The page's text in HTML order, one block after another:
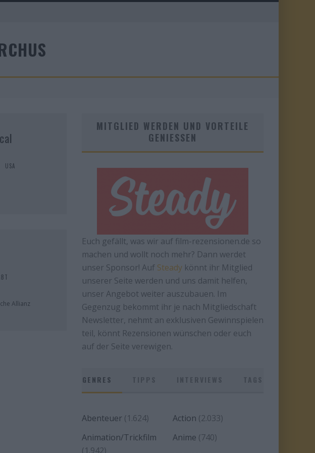
USA
Allianz
MITGLIED WERDEN UND VORTEILE
GENIESSEN
Euch gefällt, was wir auf film-rezensionen.de so
machen und wollt noch mehr? Dann werdet
unser Sponsor! Auf Steady könnt ihr Mitglied
unserer Seite werden und uns damit helfen,
unser Angebot weiter auszubauen. Im
Gegenzug bekommt ihr je nach Mitgliedschaft
Newsletter, nehmt an exklusiven Gewinnspielen
teil, könnt Rezensionen wünschen oder euch
auf der Seite verewigen.
GENRES
Abenteuer (1.624) Action (2.033)
Animation/Trickfilm
(1.942)
Anime (740)